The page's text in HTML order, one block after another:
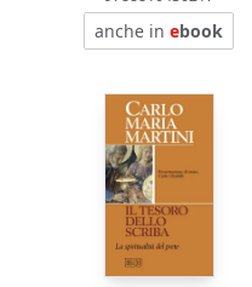
anche inebook